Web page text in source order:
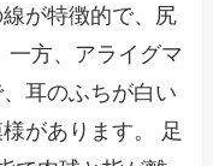
が特徴的で、尻
一方、アライグマ
耳のふちが白い
があります。 足